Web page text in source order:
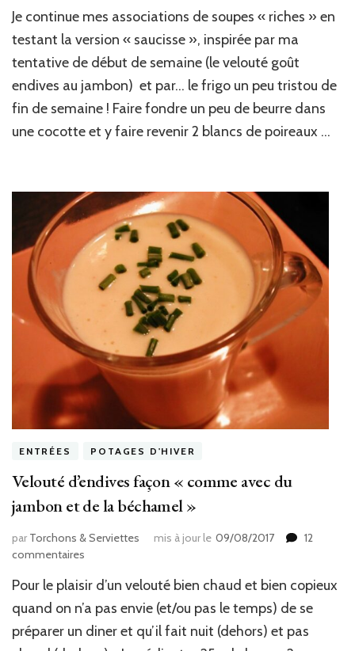
velouté
légumes/saucisse
ben
oui
!)
Je continue mes associations de soupes « riches » en
testant la version « saucisse », inspirée par ma
tentative de début de semaine (le velouté goût
endives au jambon) et par… le frigo un peu tristou de
fin de semaine ! Faire fondre un peu de beurre dans
une cocotte et y faire revenir 2 blancs de poireaux …
ENTRÉES POTAGES D'HIVER
Velouté d’endives façon « comme avec du
jambon et de la béchamel »
par Torchons & Serviettes mis à jour le 09/08/2017
12
commentaires
d’endives
façon
« comme
avec
Pour le plaisir d’un velouté bien chaud et bien copieux
quand on n’a pas envie (et/ou pas le temps) de se
préparer un diner et qu’il fait nuit (dehors) et pas